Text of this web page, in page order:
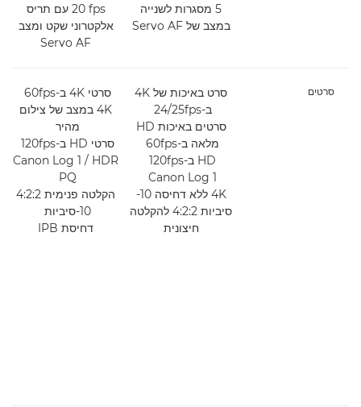
5 מסגרות לשנייה
במצב של Servo AF
‎20 fps עם תריס
אלקטרוני שקט ומצב
Servo AF‎
סרטים
סרט באיכות של 4K
ב-‎24/25fps
סרטים באיכות HD
מלאה ב-‎60fps
HD ב-‎120fps
Canon Log 1
4K ללא דחיסה 10-
סיביות 4:2:2 להקלטה
חיצונית
סרטי 4K ב-60fps
4K במצב של צילום
מהיר
סרטי HD ב-120fps
Canon Log 1 / HDR
PQ
הקלטה פנימית 4:2:2‏
10-סיביות
דחיסת IPB